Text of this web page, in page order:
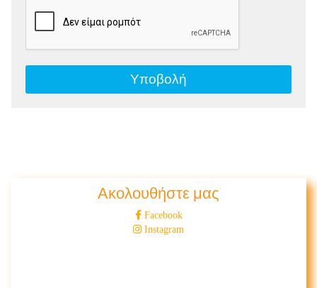
Ακολουθήστε μας
Facebook
Instagram